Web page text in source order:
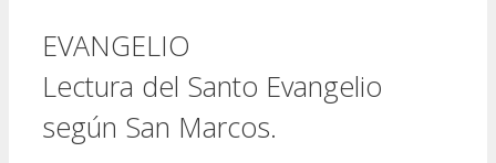
EVANGELIO
Lectura del Santo Evangelio
según San Marcos.